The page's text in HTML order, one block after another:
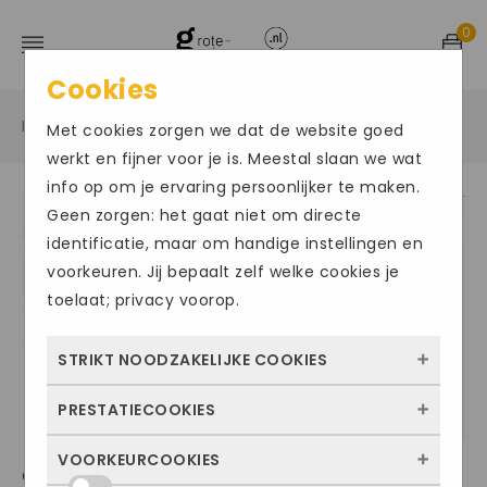
0
Home / Grote maten damesschoenen / Sneakers
ACTIE
GABOR1008
Cookies
Met cookies zorgen we dat de website goed
werkt en fijner voor je is. Meestal slaan we wat
info op om je ervaring persoonlijker te maken.
Geen zorgen: het gaat niet om directe
identificatie, maar om handige instellingen en
voorkeuren. Jij bepaalt zelf welke cookies je
toelaat; privacy voorop.
STRIKT NOODZAKELIJKE COOKIES
Deze cookies zorgen ervoor dat de website
kunnen niet worden uitgezet. Meestal
PRESTATIECOOKIES
Met deze cookies zien we hoe vaak onze
VOORKEURCOOKIES